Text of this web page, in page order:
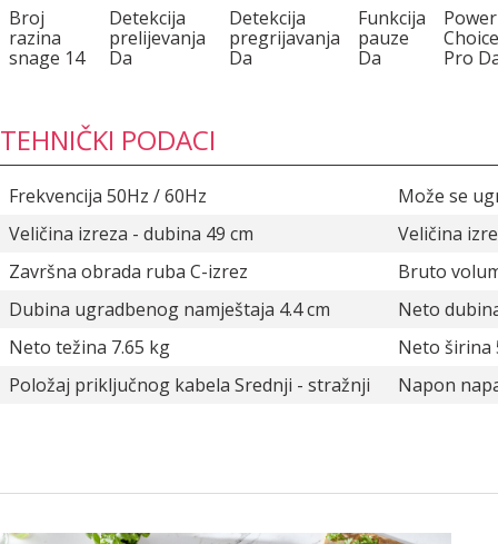
Broj
razina
snage 14
Detekcija
prelijevanja
Da
Detekcija
pregrijavanja
Da
Funkcija
pauze
Da
Power
Choice
Pro
TEHNIČKI PODACI
Frekvencija 50Hz / 60Hz
Može se
Veličina izreza - dubina 49 cm
Veličina
Završna obrada ruba C-izrez
Bruto
Dubina ugradbenog namještaja 4.4 cm
Neto
Neto težina 7.65 kg
Neto širina
Položaj priključnog kabela Srednji - stražnji
Napon